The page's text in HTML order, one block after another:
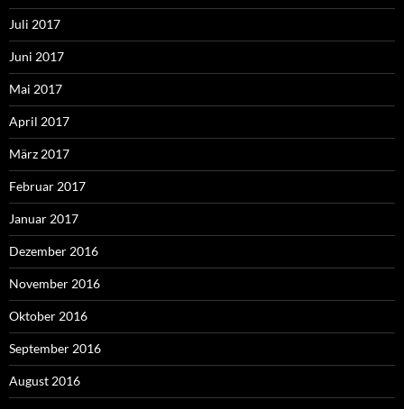
Juli 2017
Juni 2017
Mai 2017
April 2017
März 2017
Februar 2017
Januar 2017
Dezember 2016
November 2016
Oktober 2016
September 2016
August 2016